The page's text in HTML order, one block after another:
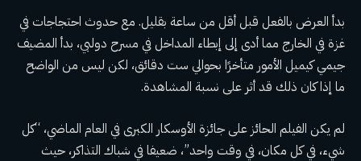
بدأ العرض بالفعل قبل أقل من ساعة بقليل. مع حدوث احتجاجات في
غزة في الخارج مما أدى إلى إبطاء المداخل في مسرح دولبي، بدأ المضيف
جيمي كيميل الأمور متأخرًا بحوالي ست دقائق، لكن ليس من الواضح
ما إذا كان ذلك قد أثر على نسبة المشاهدة.
لم يكن الفيلم الحائز على جائزة الأوسكار الكبرى في العام الماضي، “كل
شيء، في كل مكان، في وقت واحد”، ضعيفا في شباك التذاكر، حيث